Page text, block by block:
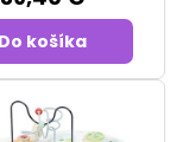
Do košíka